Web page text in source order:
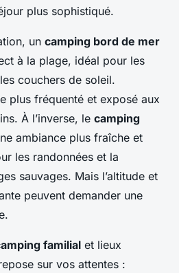
plus sophistiqué.
un camping bord de mer
à la plage, idéal pour les
couchers de soleil.
plus fréquenté et exposé aux
À l’inverse, le camping
ambiance plus fraîche et
les randonnées et la
sauvages. Mais l’altitude et
peuvent demander une
familial et lieux
sur vos attentes :